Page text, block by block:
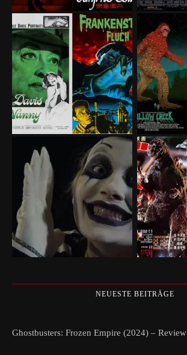
NEUESTE BEITRÄGE
Ghostbusters: Frozen Empire (2024) – Review